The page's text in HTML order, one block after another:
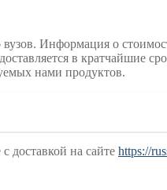
Информация о
в кратчайшие
нами продуктов.
доставкой на сайте https://